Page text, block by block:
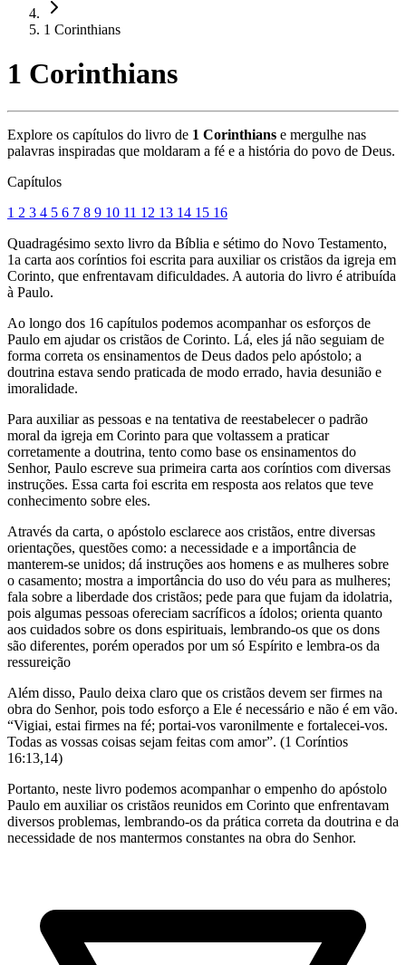
1 Corinthians
1 Corinthians
Explore os capítulos do livro de 1 Corinthians e mergulhe nas
palavras inspiradas que moldaram a fé e a história do povo de Deus.
Capítulos
1 2 3 4 5 6 7 8 9 10 11 12 13 14 15 16
Quadragésimo sexto livro da Bíblia e sétimo do Novo Testamento,
1a carta aos coríntios foi escrita para auxiliar os cristãos da igreja em
Corinto, que enfrentavam dificuldades. A autoria do livro é atribuída
à Paulo.
Ao longo dos 16 capítulos podemos acompanhar os esforços de
Paulo em ajudar os cristãos de Corinto. Lá, eles já não seguiam de
forma correta os ensinamentos de Deus dados pelo apóstolo; a
doutrina estava sendo praticada de modo errado, havia desunião e
imoralidade.
Para auxiliar as pessoas e na tentativa de reestabelecer o padrão
moral da igreja em Corinto para que voltassem a praticar
corretamente a doutrina, tento como base os ensinamentos do
Senhor, Paulo escreve sua primeira carta aos coríntios com diversas
instruções. Essa carta foi escrita em resposta aos relatos que teve
conhecimento sobre eles.
Através da carta, o apóstolo esclarece aos cristãos, entre diversas
orientações, questões como: a necessidade e a importância de
manterem-se unidos; dá instruções aos homens e as mulheres sobre
o casamento; mostra a importância do uso do véu para as mulheres;
fala sobre a liberdade dos cristãos; pede para que fujam da idolatria,
pois algumas pessoas ofereciam sacríficos a ídolos; orienta quanto
aos cuidados sobre os dons espirituais, lembrando-os que os dons
são diferentes, porém operados por um só Espírito e lembra-os da
ressureição
Além disso, Paulo deixa claro que os cristãos devem ser firmes na
obra do Senhor, pois todo esforço a Ele é necessário e não é em vão.
“Vigiai, estai firmes na fé; portai-vos varonilmente e fortalecei-vos.
Todas as vossas coisas sejam feitas com amor”. (1 Coríntios
16:13,14)
Portanto, neste livro podemos acompanhar o empenho do apóstolo
Paulo em auxiliar os cristãos reunidos em Corinto que enfrentavam
diversos problemas, lembrando-os da prática correta da doutrina e da
necessidade de nos mantermos constantes na obra do Senhor.